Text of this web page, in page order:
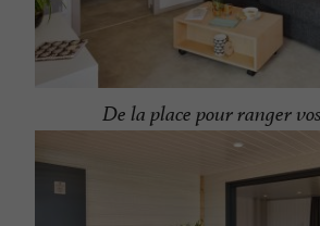
De la place pour ranger